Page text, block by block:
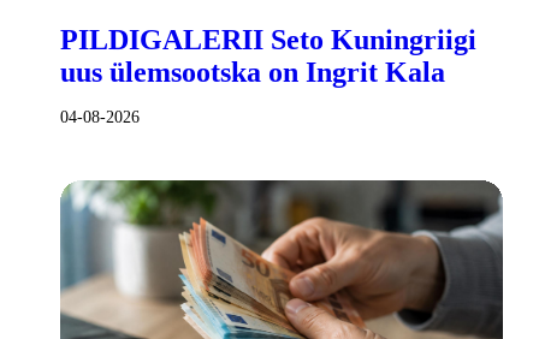
PILDIGALERII Seto Kuningriigi
uus ülemsootska on Ingrit Kala
04-08-2026